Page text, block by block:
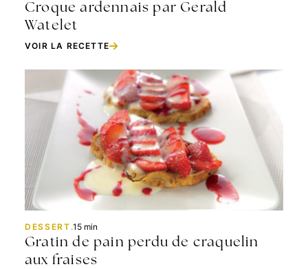
Croque ardennais par Gerald
Watelet
VOIR LA RECETTE
DESSERT .15 min
Gratin de pain perdu de craquelin
aux fraises